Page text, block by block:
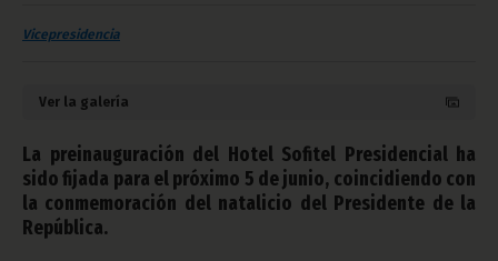
Vicepresidencia
Ver la galería
La preinauguración del Hotel Sofitel Presidencial ha
sido fijada para el próximo 5 de junio, coincidiendo con
la conmemoración del natalicio del Presidente de la
República.